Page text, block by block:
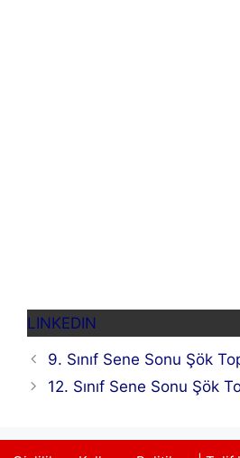
LINKEDIN
9. Sınıf Sene Sonu Şök
12. Sınıf Sene Sonu Şök